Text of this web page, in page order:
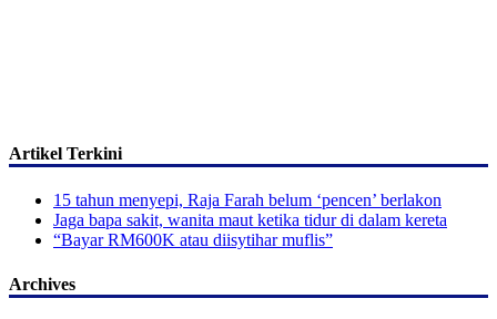
Artikel Terkini
15 tahun menyepi, Raja Farah belum ‘pencen’ berlakon
Jaga bapa sakit, wanita maut ketika tidur di dalam kereta
“Bayar RM600K atau diisytihar muflis”
Archives